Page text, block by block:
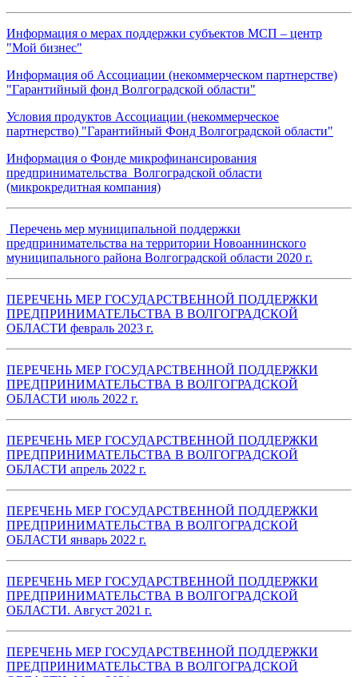
Информация о мерах поддержки субъектов МСП – центр
"Мой бизнес"
Информация об Ассоциации (некоммерческом партнерстве)
"Гарантийный фонд Волгоградской области"
Условия продуктов Ассоциации (некоммерческое
партнерство) "Гарантийный Фонд Волгоградской области"
Информация о Фонде микрофинансирования
предпринимательства Волгоградской области
(микрокредитная компания)
Перечень мер муниципальной поддержки
предпринимательства на территории Новоаннинского
муниципального района Волгоградской области 2020 г.
ПЕРЕЧЕНЬ МЕР ГОСУДАРСТВЕННОЙ ПОДДЕРЖКИ
ПРЕДПРИНИМАТЕЛЬСТВА В ВОЛГОГРАДСКОЙ
ОБЛАСТИ февраль 2023 г.
ПЕРЕЧЕНЬ МЕР ГОСУДАРСТВЕННОЙ ПОДДЕРЖКИ
ПРЕДПРИНИМАТЕЛЬСТВА В ВОЛГОГРАДСКОЙ
ОБЛАСТИ июль 2022 г.
ПЕРЕЧЕНЬ МЕР ГОСУДАРСТВЕННОЙ ПОДДЕРЖКИ
ПРЕДПРИНИМАТЕЛЬСТВА В ВОЛГОГРАДСКОЙ
ОБЛАСТИ апрель 2022 г.
ПЕРЕЧЕНЬ МЕР ГОСУДАРСТВЕННОЙ ПОДДЕРЖКИ
ПРЕДПРИНИМАТЕЛЬСТВА В ВОЛГОГРАДСКОЙ
ОБЛАСТИ январь 2022 г.
ПЕРЕЧЕНЬ МЕР ГОСУДАРСТВЕННОЙ ПОДДЕРЖКИ
ПРЕДПРИНИМАТЕЛЬСТВА В ВОЛГОГРАДСКОЙ
ОБЛАСТИ. Август 2021 г.
ПЕРЕЧЕНЬ МЕР ГОСУДАРСТВЕННОЙ ПОДДЕРЖКИ
ПРЕДПРИНИМАТЕЛЬСТВА В ВОЛГОГРАДСКОЙ